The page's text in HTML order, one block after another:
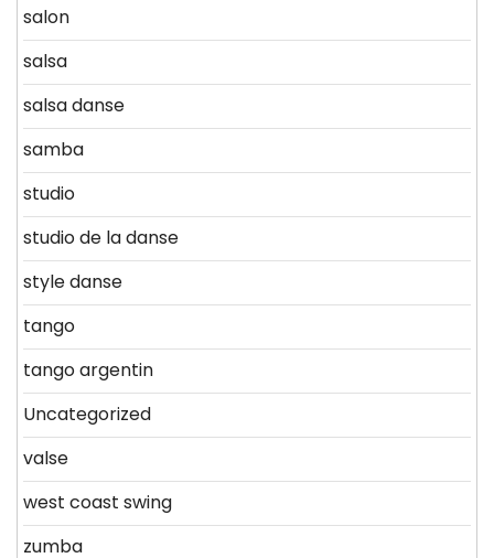
salon
salsa
salsa danse
samba
studio
studio de la danse
style danse
tango
tango argentin
Uncategorized
valse
west coast swing
zumba